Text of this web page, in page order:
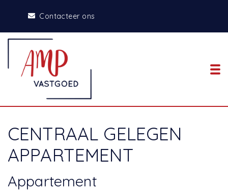
Contacteer ons
CENTRAAL GELEGEN
APPARTEMENT
Appartement